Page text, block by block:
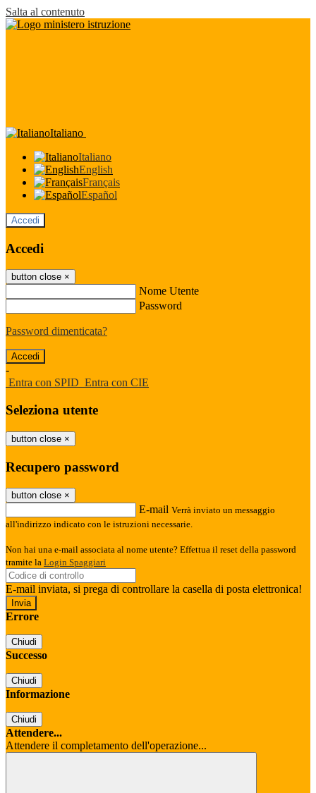
Salta al contenuto
Italiano
Italiano
English
Français
Español
Accedi
Accedi
button close ×
Nome Utente
Password
Password dimenticata?
-
Entra con SPID Entra con CIE
Seleziona utente
button close ×
Recupero password
button close ×
E-mail Verrà inviato un messaggio
all'indirizzo indicato con le istruzioni necessarie.
Non hai una e-mail associata al nome utente? Effettua il reset della password
tramite la Login Spaggiari
E-mail inviata, si prega di controllare la casella di posta elettronica!
Errore
Chiudi
Successo
Chiudi
Informazione
Chiudi
Attendere...
Attendere il completamento dell'operazione...